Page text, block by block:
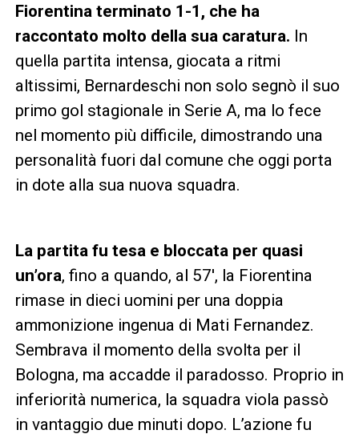
Fiorentina terminato 1-1, che ha
raccontato molto della sua caratura. In
quella partita intensa, giocata a ritmi
altissimi, Bernardeschi non solo segnò il suo
primo gol stagionale in Serie A, ma lo fece
nel momento più difficile, dimostrando una
personalità fuori dal comune che oggi porta
in dote alla sua nuova squadra.
La partita fu tesa e bloccata per quasi
un’ora, fino a quando, al 57′, la Fiorentina
rimase in dieci uomini per una doppia
ammonizione ingenua di Mati Fernandez.
Sembrava il momento della svolta per il
Bologna, ma accadde il paradosso. Proprio in
inferiorità numerica, la squadra viola passò
in vantaggio due minuti dopo. L’azione fu